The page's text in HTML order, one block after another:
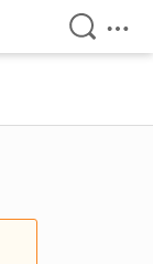
検索を
メ